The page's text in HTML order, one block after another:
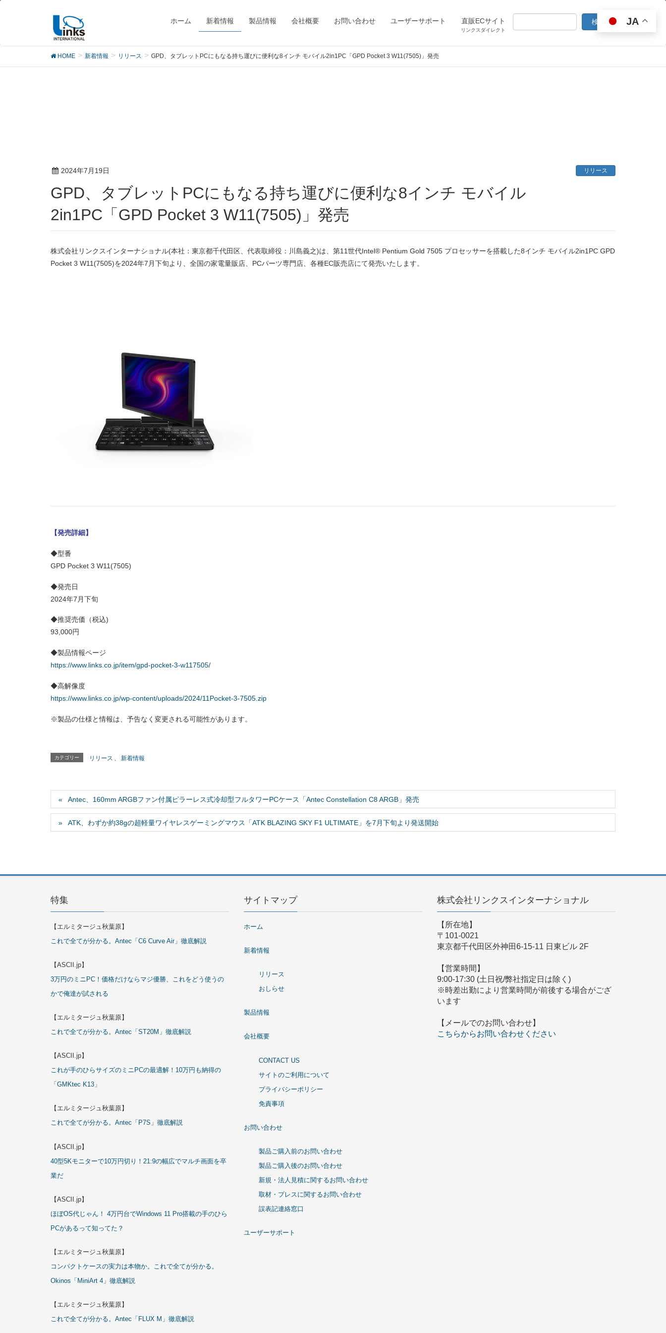
ホーム 新着情報 製品情報 会社概要 お問い合わせ ユーザーサポート 直販ECサイト
リンクスダイレクト
リリース
HOME 新着情報 リリース GPD、タブレットPCにもなる持ち運びに便利な8インチ モバイル2in1PC「GPD Pocket 3 W11(7505)」発売
2024年7月19日 リリース
GPD、タブレットPCにもなる持ち運びに便利な8インチ モバイル
2in1PC「GPD Pocket 3 W11(7505)」発売
株式会社リンクスインターナショナル(本社：東京都千代田区、代表取締役：川島義之)は、第11世代Intel® Pentium Gold 7505 プロセッサーを搭載した8インチ モバイル2in1PC GPD
Pocket 3 W11(7505)を2024年7月下旬より、全国の家電量販店、PCパーツ専門店、各種EC販売店にて発売いたします。
【発売詳細】
◆型番
GPD Pocket 3 W11(7505)
◆発売日
2024年7月下旬
◆推奨売価（税込)
93,000円
◆製品情報ページ
https://www.links.co.jp/item/gpd-pocket-3-w117505/
◆高解像度
https://www.links.co.jp/wp-content/uploads/2024/11Pocket-3-7505.zip
※製品の仕様と情報は、予告なく変更される可能性があります。
カテゴリー リリース 新着情報
Antec、160mm ARGBファン付属ピラーレス式冷却型フルタワーPCケース「Antec Constellation C8 ARGB」発売
ATK、わずか約38gの超軽量ワイヤレスゲーミングマウス「ATK BLAZING SKY F1 ULTIMATE」を7月下旬より発送開始
特集
【エルミタージュ秋葉原】
これで全てが分かる。Antec「C6 Curve Air」徹底解説
【ASCII.jp】
3万円のミニPC！価格だけならマジ優勝、これをどう使うの
かで俺達が試される
【エルミタージュ秋葉原】
これで全てが分かる。Antec「ST20M」徹底解説
【ASCII.jp】
これが手のひらサイズのミニPCの最適解！10万円も納得の
「GMKtec K13」
【エルミタージュ秋葉原】
これで全てが分かる。Antec「P7S」徹底解説
【ASCII.jp】
40型5Kモニターで10万円切り！21:9の幅広でマルチ画面を卒
業だ
【ASCII.jp】
ほぼOS代じゃん！ 4万円台でWindows 11 Pro搭載の手のひら
PCがあるって知ってた？
【エルミタージュ秋葉原】
コンパクトケースの実力は本物か。これで全てが分かる。
Okinos「MiniArt 4」徹底解説
【エルミタージュ秋葉原】
これで全てが分かる。Antec「FLUX M」徹底解説
サイトマップ
ホーム
新着情報
リリース
おしらせ
製品情報
会社概要
CONTACT US
サイトのご利用について
プライバシーポリシー
免責事項
お問い合わせ
製品ご購入前のお問い合わせ
製品ご購入後のお問い合わせ
新規・法人見積に関するお問い合わせ
取材・プレスに関するお問い合わせ
誤表記連絡窓口
ユーザーサポート
株式会社リンクスインターナショナル
【所在地】
〒101-0021
東京都千代田区外神田6-15-11 日東ビル 2F
【営業時間】
9:00-17:30 (土日祝/弊社指定日は除く)
※時差出勤により営業時間が前後する場合がござ
います
【メールでのお問い合わせ】
こちらからお問い合わせください
JA